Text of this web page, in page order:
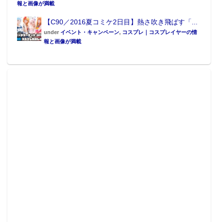
報と画像が満載
【C90／2016夏コミケ2日目】熱さ吹き飛ばす「...
under イベント・キャンペーン, コスプレ｜コスプレイヤーの情
報と画像が満載